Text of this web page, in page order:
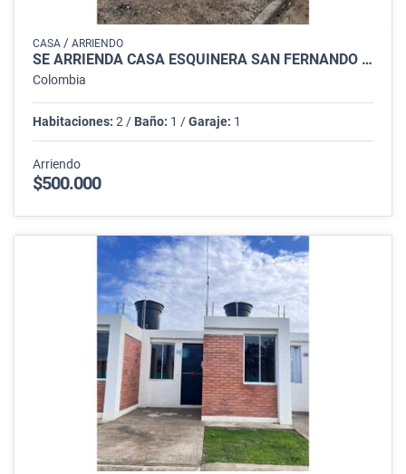
CASA / ARRIENDO
SE ARRIENDA CASA ESQUINERA SAN FERNANDO DEL RODEO
Colombia
Habitaciones: 2 / Baño: 1 /Garaje: 1
Arriendo
$500.000